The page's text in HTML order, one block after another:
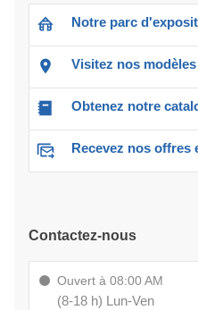
Notre parc
Visitez nos
Obtenez notre
Recevez nos offres
Contactez-nous
Ouvert à 08:00 AM
(8-18 h) Lun-Ven